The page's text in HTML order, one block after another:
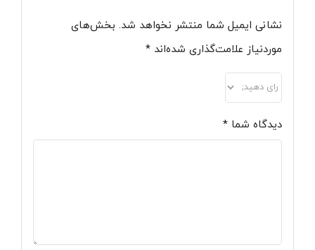
نشانی ایمیل شما منتشر نخواهد شد. بخش‌های
موردنیاز علامت‌گذاری شده‌اند *
دیدگاه شما *